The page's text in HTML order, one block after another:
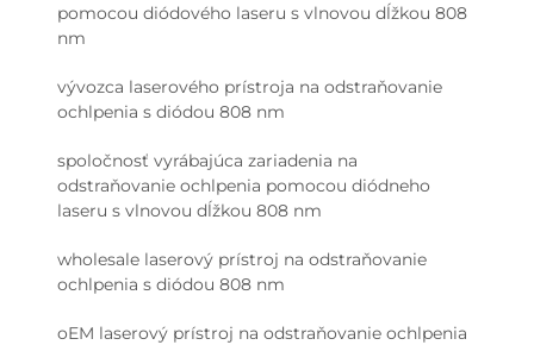
pomocou diódového laseru s vlnovou dĺžkou 808
nm
vývozca laserového prístroja na odstraňovanie
ochlpenia s diódou 808 nm
spoločnosť vyrábajúca zariadenia na
odstraňovanie ochlpenia pomocou diódneho
laseru s vlnovou dĺžkou 808 nm
wholesale laserový prístroj na odstraňovanie
ochlpenia s diódou 808 nm
oEM laserový prístroj na odstraňovanie ochlpenia